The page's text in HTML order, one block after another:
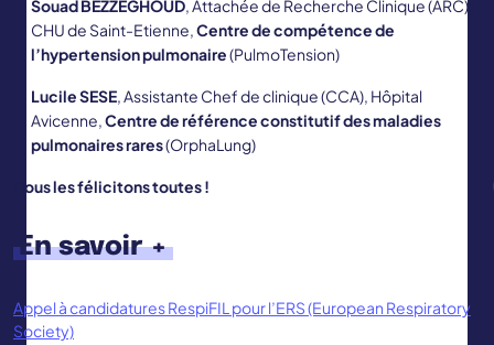
Souad BEZZEGHOUD, Attachée de Recherche Clinique (ARC),
CHU de Saint-Etienne,Centre de compétence de
l’hypertension pulmonaire(PulmoTension)
Lucile SESE, Assistante Chef de clinique (CCA), Hôpital
Avicenne,Centre de référence constitutif des maladies
pulmonaires rares(OrphaLung)
Nous les félicitons toutes !
En savoir +
Appel à candidatures RespiFIL pour l’ERS (European Respiratory
Society)